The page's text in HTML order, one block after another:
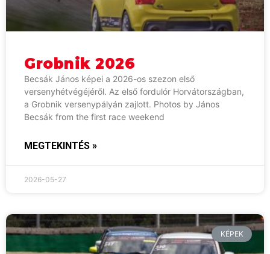
Grobnik 2026
Becsák János képei a 2026-os szezon első
versenyhétvégéjéről. Az első fordulór Horvátországban,
a Grobnik versenypályán zajlott. Photos by János
Becsák from the first race weekend
MEGTEKINTÉS »
2026-05-27
KÉPEK